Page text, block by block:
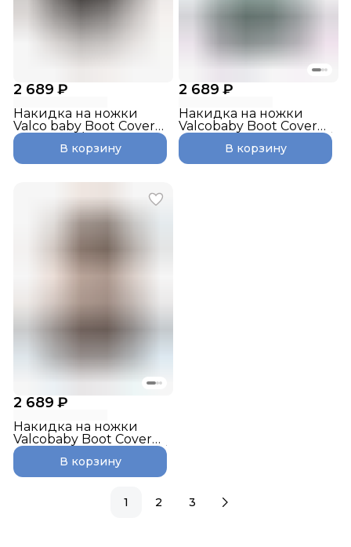
2 689 ₽
Накидка на ножки
Valco baby Boot Cover
Snap Duo / Pitch
В корзину
2 689 ₽
Накидка на ножки
Valcobaby Boot Cover
Snap, Snap 4 Flatt Matt /
Slate BlueВ корзину
2 689 ₽
Накидка на ножки
Valcobaby Boot Cover
Snap, Snap 4 Flatt Matt /
В корзину
1 2 3